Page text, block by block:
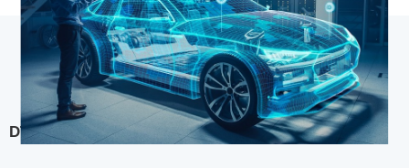
DT解决方案-无人驾驶运营